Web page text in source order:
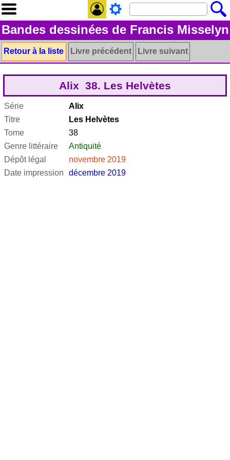
Bandes dessinées de Francis Misselyn
Retour à la liste Livre précédent Livre suivant
Alix 38. Les Helvètes
Série
Alix
Titre
Les Helvètes
Tome
38
Genre littéraire
Antiquité
Dépôt légal
novembre 2019
Date impression
décembre 2019